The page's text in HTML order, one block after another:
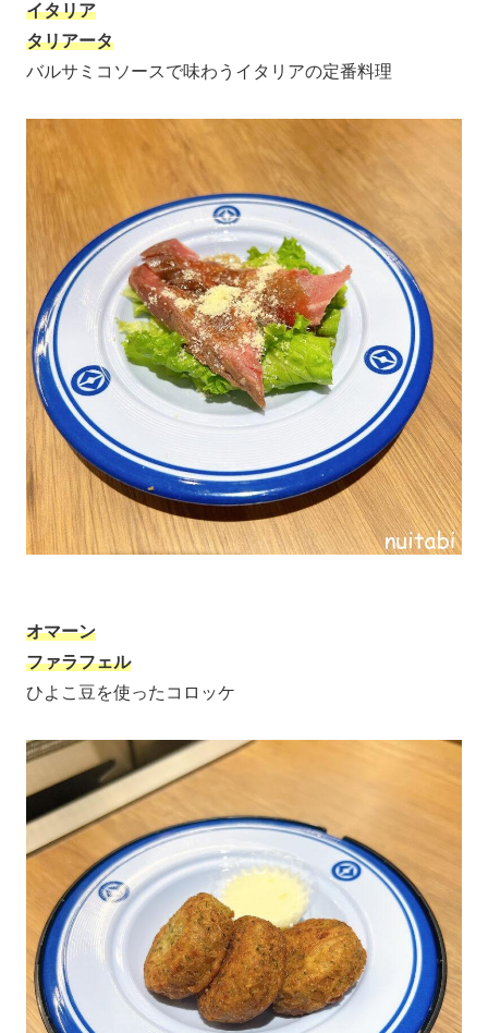
イタリア
タリアータ
バルサミコソースで味わうイタリアの定番料理
オマーン
ファラフェル
ひよこ豆を使ったコロッケ